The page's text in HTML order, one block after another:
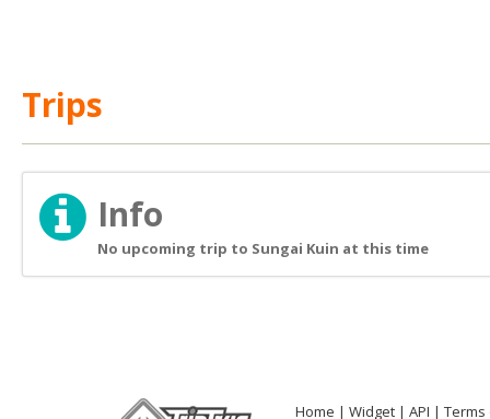
Trips
Info
No upcoming trip to Sungai Kuin at this time
Home Widget API Terms